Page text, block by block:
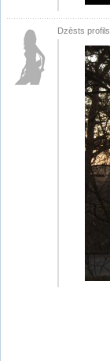
Dzēsts profils